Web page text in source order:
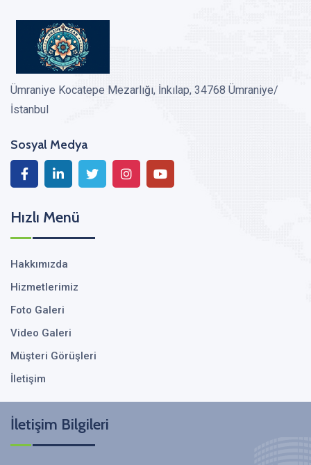
Ümraniye Kocatepe Mezarlığı, İnkılap, 34768 Ümraniye/
İstanbul
Sosyal Medya
Hızlı Menü
Hakkımızda
Hizmetlerimiz
Foto Galeri
Video Galeri
Müşteri Görüşleri
İletişim
İletişim Bilgileri